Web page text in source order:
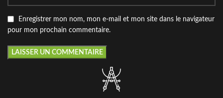
Enregistrer mon nom, mon e-mail et mon site dans le navigateur
pour mon prochain commentaire.